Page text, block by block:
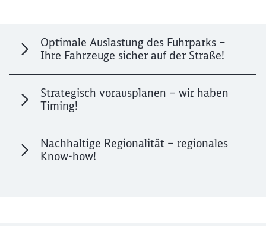
Optimale Auslastung des Fuhrparks –
Ihre Fahrzeuge sicher auf der Straße!
Strategisch vorausplanen – wir haben
Timing!
Nachhaltige Regionalität – regionales
Know-how!